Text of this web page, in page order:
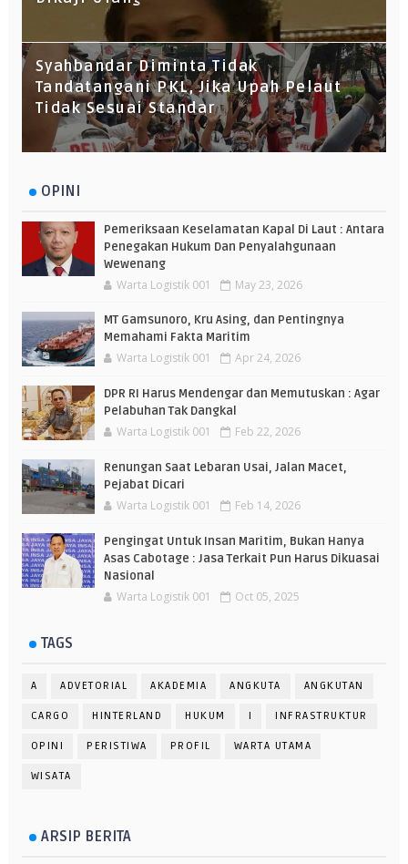
Syahbandar Diminta Tidak
Tandatangani PKL, Jika Upah Pelaut
Tidak Sesuai Standar
OPINI
Pemeriksaan Keselamatan Kapal Di Laut : Antara
Penegakan Hukum Dan Penyalahgunaan
Wewenang
Warta Logistik 001 May 23, 2026
MT Gamsunoro, Kru Asing, dan Pentingnya
Memahami Fakta Maritim
Warta Logistik 001 Apr 24, 2026
DPR RI Harus Mendengar dan Memutuskan : Agar
Pelabuhan Tak Dangkal
Warta Logistik 001 Feb 22, 2026
Renungan Saat Lebaran Usai, Jalan Macet,
Pejabat Dicari
Warta Logistik 001 Feb 14, 2026
Pengingat Untuk Insan Maritim, Bukan Hanya
Asas Cabotage : Jasa Terkait Pun Harus Dikuasai
Nasional
Warta Logistik 001 Oct 05, 2025
TAGS
A ADVETORIAL AKADEMIA ANGKUTA ANGKUTAN
CARGO HINTERLAND HUKUM I INFRASTRUKTUR
OPINI PERISTIWA PROFIL WARTA UTAMA
WISATA
ARSIP BERITA